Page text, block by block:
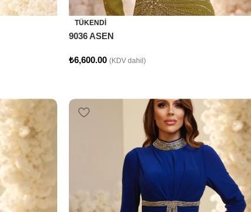
TÜKENDI
9036 ASEN
₺6,600.00 (KDV dahil)